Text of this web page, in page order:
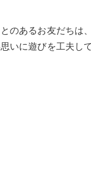
あるお友だちは
いに遊びを工夫し